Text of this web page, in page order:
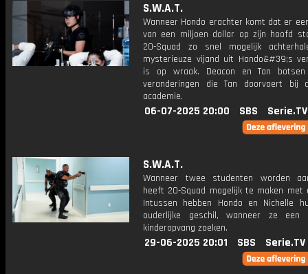
S.W.A.T.
Wanneer Hondo erachter komt dat er
van een miljoen dollar op zijn hoofd
20-Squad zo snel mogelijk
mysterieuze vijand uit Hondo&#39;s
is op wraak. Deacon en Tan
veranderingen die Tan doorvoert bij
academie.
06-07-2025 20:00 SBS Serie.TV
S.W.A.T.
Wanneer twee studenten worden
heeft 20-Squad mogelijk te maken met
Intussen hebben Hondo en Nichelle
ouderlijke geschil, wanneer ze een
kinderopvang zoeken.
29-06-2025 20:01 SBS Serie.TV